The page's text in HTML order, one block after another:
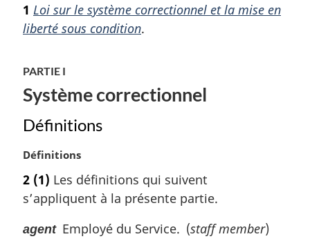
t
e
r
g
i
n
a
l
:
1 Loi sur le système correctionnel et la mise en
liberté sous condition.
PARTIE I
Système correctionnel
Définitions
N
t
e
a
Définitions
2 (1) Les définitions qui suivent
s’appliquent à la présente partie.
agentEmployé du Service. (staff member)